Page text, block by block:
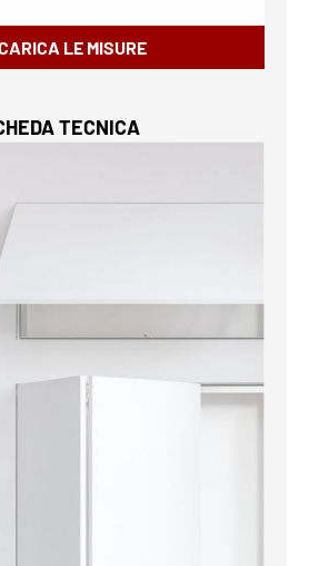
LE MISURE
TECNICA